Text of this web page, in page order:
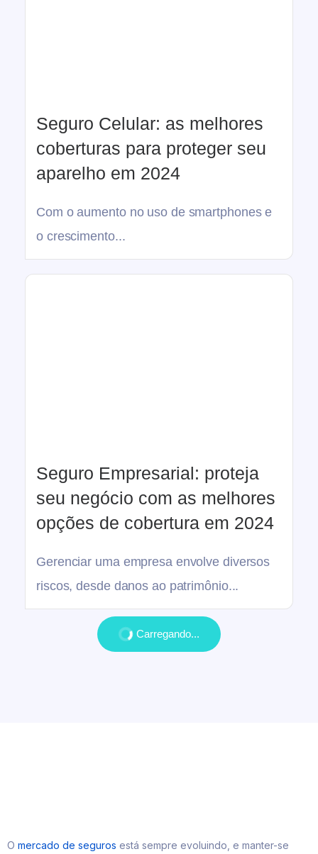
Seguro Celular: as melhores
coberturas para proteger seu
aparelho em 2024
Com o aumento no uso de smartphones e
o crescimento...
Seguro Empresarial: proteja
seu negócio com as melhores
opções de cobertura em 2024
Gerenciar uma empresa envolve diversos
riscos, desde danos ao patrimônio...
Carregando...
O mercado de seguros está sempre evoluindo, e manter-se